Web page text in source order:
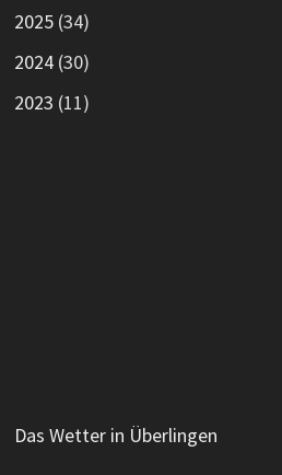
2025(34)
2024(30)
2023 (11)
Das Wetter in Überlingen